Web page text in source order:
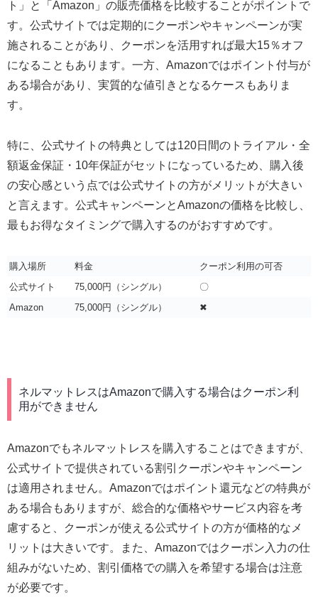
ト」と「Amazon」の販売価格を比較することがポイントで
す。公式サイトでは定期的にクーポンやキャンペーンが実
施されることがあり、クーポンを活用すれば最大15％オフ
になることもあります。一方、Amazonではポイント付与が
ある場合があり、実質的な値引きとなるケースもありま
す。
特に、公式サイトの特典としては120日間のトライアル・全
額返金保証・10年保証がセットになっているため、購入後
の安心感という点では公式サイトの方がメリットが大きい
と言えます。公式キャンペーンとAmazonの価格を比較し、
最もお得なタイミングで購入するのがおすすめです。
購入場所 料金
クーポン利用の可否
公式サイト
75,000円（シングル）
〇
Amazon
75,000円（シングル） ✖
ネルマットレスはAmazonで購入する場合はクーポン利
用ができません
Amazonでもネルマットレスを購入することはできますが、
公式サイトで提供されている割引クーポンやキャンペーン
は適用されません。Amazonではポイント還元などの特典が
ある場合もありますが、総合的な価格やサービス内容を考
慮すると、クーポンが使える公式サイトの方が価格的なメ
リットは大きいです。また、Amazonではクーポン入力の仕
組みがないため、割引価格での購入を希望する場合は注意
が必要です。